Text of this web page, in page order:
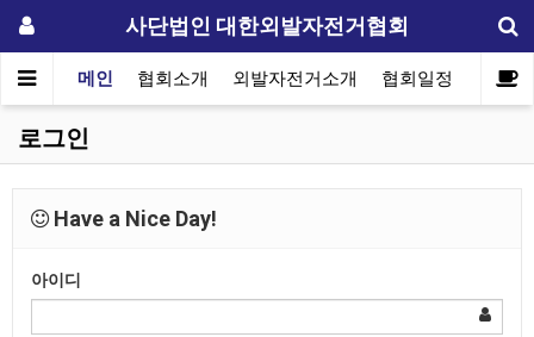
사단법인 대한외발자전거협회
메인 협회소개 외발자전거소개 협회일정 자료실
로그인
Have a Nice Day!
아이디